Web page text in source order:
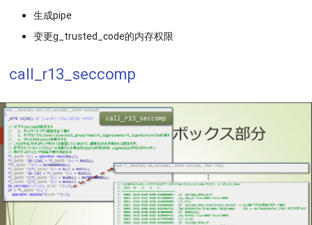
生成pipe
变更g_trusted_code的内存权限
call_r13_seccomp